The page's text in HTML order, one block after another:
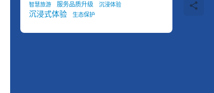
智慧旅游 服务品质升级 沉浸体验
沉浸式体验 生态保护